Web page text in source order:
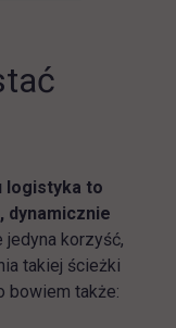
logistyka to
dynamicznie
jedyna korzyść,
takiej ścieżki
bowiem także: